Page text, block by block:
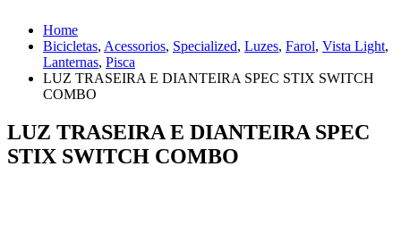
Home
Bicicletas, Acessorios, Specialized, Luzes, Farol, Vista Light,
Lanternas, Pisca
LUZ TRASEIRA E DIANTEIRA SPEC STIX SWITCH
COMBO
LUZ TRASEIRA E DIANTEIRA SPEC
STIX SWITCH COMBO